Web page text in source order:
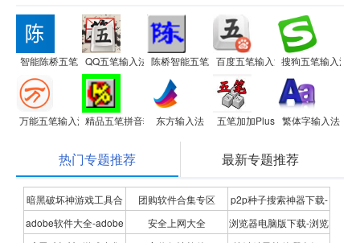
智能陈桥五笔 QQ五笔输入法 陈桥智能五笔 百度五笔输入法搜狗五笔输入法
万能五笔输入法 电脑版精品五笔拼音输入法东方输入法 五笔加加Plus 繁体字输入法
热门专题推荐 最新专题推荐
暗黑破坏神游戏工具合
集
团购软件合集专区
p2p种子搜索神器下载-
P2P种子搜索神器专题
adobe软件大全-adobe
安全上网大全
浏览器电脑版下载-浏览